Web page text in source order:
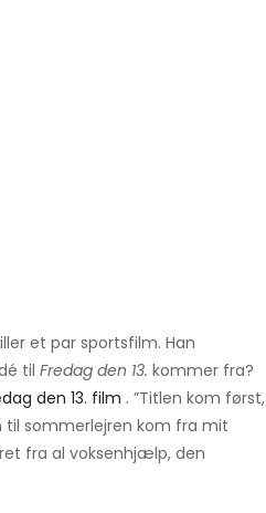
et par sportsfilm. Han
til Fredag ​​den 13. kommer fra?
​​den 13. film . ”Titlen kom først,
sommerlejren kom fra mit
fra al voksenhjælp, den